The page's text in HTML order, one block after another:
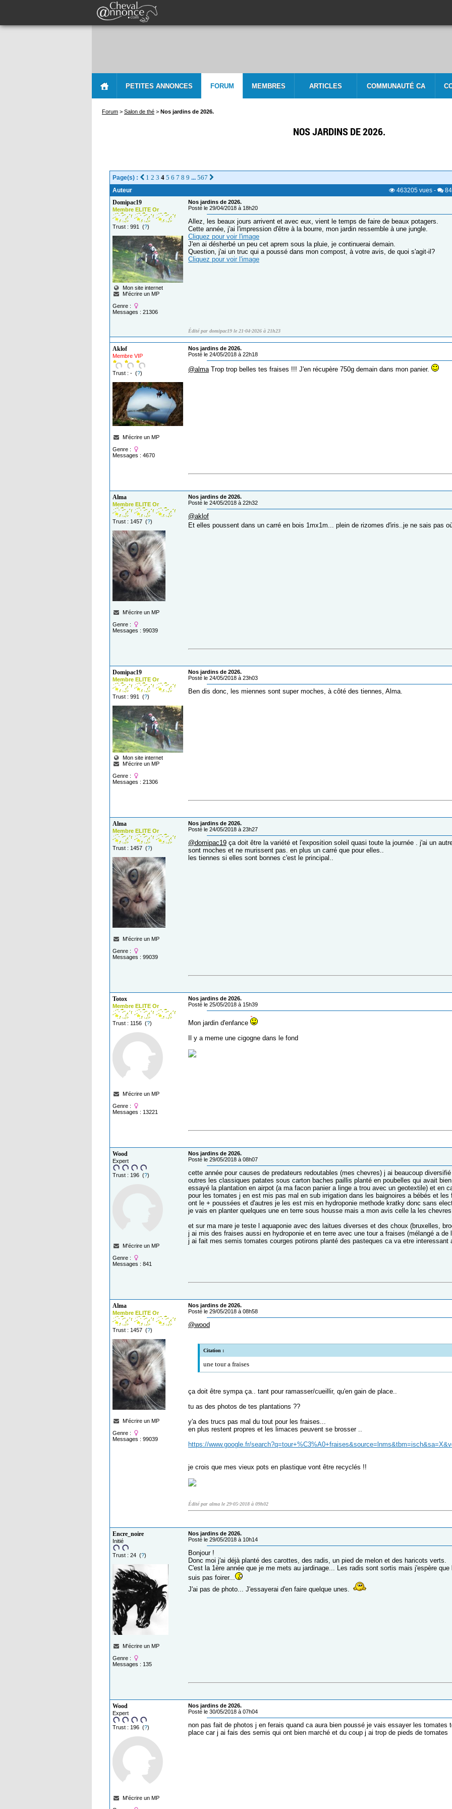
PETITES ANNONCES FORUM MEMBRES ARTICLES COMMUNAUTÉ CA
Forum > Salon de thé > Nos jardins de 2026.
NOS JARDINS DE 2026.
Page(s) : 1 2 3 4 5 6 7 8 9 ... 567
Auteur 463205 vues -
Domipac19
Membre ELITE Or
Trust : 991 (?)
Mon site internet
M'écrire un MP
Genre :
Messages : 21306
Nos jardins de 2026.
Posté le 29/04/2018 à 18h20
Allez, les beaux jours arrivent et avec eux, vient le temps de faire de beaux potagers.
Cette année, j'ai l'impression d'être à la bourre, mon jardin ressemble à une jungle.
Cliquez pour voir l'image
J'en ai désherbé un peu cet aprem sous la pluie, je continuerai demain.
Question, j'ai un truc qui a poussé dans mon compost, à votre avis, de quoi s'agit-il?
Cliquez pour voir l'image
Édité par domipac19 le 21-04-2026 à 21h23
Aklof
Membre VIP
Trust : - (?)
M'écrire un MP
Genre :
Messages : 4670
Nos jardins de 2026.
Posté le 24/05/2018 à 22h18
@alma Trop trop belles tes fraises !!! J'en récupère 750g demain dans mon panier.
Alma
Membre ELITE Or
Trust : 1457 (?)
M'écrire un MP
Genre :
Messages : 99039
Nos jardins de 2026.
Posté le 24/05/2018 à 22h32
@aklof
Et elles poussent dans un carré en bois 1mx1m... plein de rizomes d'iris..je ne sais pas
Domipac19
Membre ELITE Or
Trust : 991 (?)
Mon site internet
M'écrire un MP
Genre :
Messages : 21306
Nos jardins de 2026.
Posté le 24/05/2018 à 23h03
Ben dis donc, les miennes sont super moches, à côté des tiennes, Alma.
Alma
Membre ELITE Or
Trust : 1457 (?)
M'écrire un MP
Genre :
Messages : 99039
Nos jardins de 2026.
Posté le 24/05/2018 à 23h27
@domipac19 ça doit être la variété et l'exposition soleil quasi toute la journée . j'ai un
sont moches et ne murissent pas. en plus un carré que pour elles..
les tiennes si elles sont bonnes c'est le principal..
Totox
Membre ELITE Or
Trust : 1156 (?)
M'écrire un MP
Genre :
Messages : 13221
Nos jardins de 2026.
Posté le 25/05/2018 à 15h39
Mon jardin d'enfance
Il y a meme une cigogne dans le fond
Wood
Expert
Trust : 196 (?)
M'écrire un MP
Genre :
Messages : 841
Nos jardins de 2026.
Posté le 29/05/2018 à 08h07
cette année pour causes de predateurs redoutables (mes chevres) j ai beaucoup
outres les classiques patates sous carton baches paillis planté en poubelles qui avait
essayé la plantation en airpot (a ma facon panier a linge a trou avec un geotextile) et en
pour les tomates j en est mis pas mal en sub irrigation dans les baignoires a bébés et
ont le + poussées et d'autres je les est mis en hydroponie methode kratky donc sans
je vais en planter quelques une en terre sous housse mais a mon avis celle la les
et sur ma mare je teste l aquaponie avec des laitues diverses et des choux (bruxelles,
j ai mis des fraises aussi en hydroponie et en terre avec une tour a fraises (mélangé a de
j ai fait mes semis tomates courges potirons planté des pasteques ca va etre interessant
Alma
Membre ELITE Or
Trust : 1457 (?)
M'écrire un MP
Genre :
Messages : 99039
Nos jardins de 2026.
Posté le 29/05/2018 à 08h58
@wood
Citation :
une tour a fraises
ça doit être sympa ça.. tant pour ramasser/cueillir, qu'en gain de place..
tu as des photos de tes plantations ??
y'a des trucs pas mal du tout pour les fraises...
en plus restent propres et les limaces peuvent se brosser ..
je crois que mes vieux pots en plastique vont être recyclés !!
Édité par alma le 29-05-2018 à 09h02
Encre_noire
Initié
Trust : 24 (?)
M'écrire un MP
Genre :
Messages : 135
Nos jardins de 2026.
Posté le 29/05/2018 à 10h14
Bonjour !
Donc moi j'ai déjà planté des carottes, des radis, un pied de melon et des haricots verts.
C'est la 1ère année que je me mets au jardinage... Les radis sont sortis mais j'espère
suis pas foirer...
J'ai pas de photo... J'essayerai d'en faire quelque unes.
Wood
Expert
Trust : 196 (?)
M'écrire un MP
Nos jardins de 2026.
Posté le 30/05/2018 à 07h04
non pas fait de photos j en ferais quand ca aura bien poussé je vais essayer les tomates
place car j ai fais des semis qui ont bien marché et du coup j ai trop de pieds de tomates